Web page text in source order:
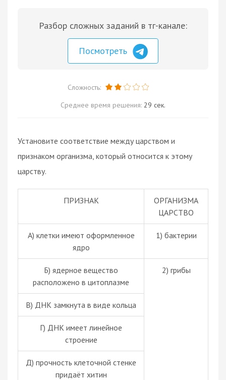
Разбор сложных заданий в тг-канале:
Посмотреть
Сложность:
Среднее время решения: 29 сек.
Установите соответствие между царством и
признаком организма, который относится к этому
царству.
ПРИЗНАК
ОРГАНИЗМА
ЦАРСТВО
А) клетки имеют оформленное
ядро
1) бактерии
Б) ядерное вещество
расположено в цитоплазме
2) грибы
В) ДНК замкнута в виде кольца
Г) ДНК имеет линейное
строение
Д) прочность клеточной стенке
придаёт хитин